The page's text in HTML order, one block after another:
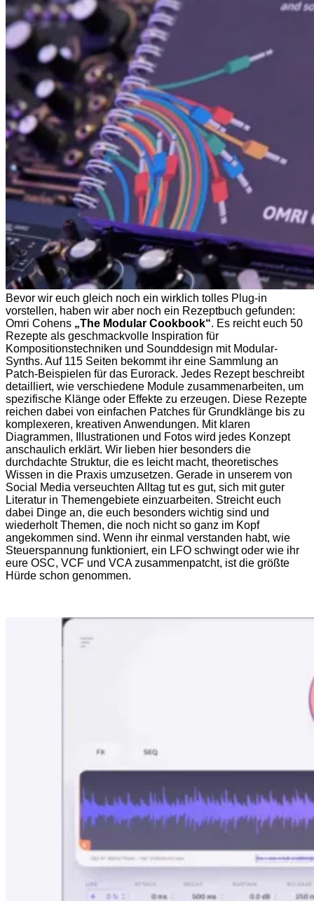
Bevor wir euch gleich noch ein wirklich tolles Plug-in
vorstellen, haben wir aber noch ein Rezeptbuch gefunden:
Omri Cohens „The Modular Cookbook“. Es reicht euch 50
Rezepte als geschmackvolle Inspiration für
Kompositionstechniken und Sounddesign mit Modular-
Synths. Auf 115 Seiten bekommt ihr eine Sammlung an
Patch-Beispielen für das Eurorack. Jedes Rezept beschreibt
detailliert, wie verschiedene Module zusammenarbeiten, um
spezifische Klänge oder Effekte zu erzeugen. Diese Rezepte
reichen dabei von einfachen Patches für Grundklänge bis zu
komplexeren, kreativen Anwendungen. Mit klaren
Diagrammen, Illustrationen und Fotos wird jedes Konzept
anschaulich erklärt. Wir lieben hier besonders die
durchdachte Struktur, die es leicht macht, theoretisches
Wissen in die Praxis umzusetzen. Gerade in unserem von
Social Media verseuchten Alltag tut es gut, sich mit guter
Literatur in Themengebiete einzuarbeiten. Streicht euch
dabei Dinge an, die euch besonders wichtig sind und
wiederholt Themen, die noch nicht so ganz im Kopf
angekommen sind. Wenn ihr einmal verstanden habt, wie
Steuerspannung funktioniert, ein LFO schwingt oder wie ihr
eure OSC, VCF und VCA zusammenpatcht, ist die größte
Hürde schon genommen.